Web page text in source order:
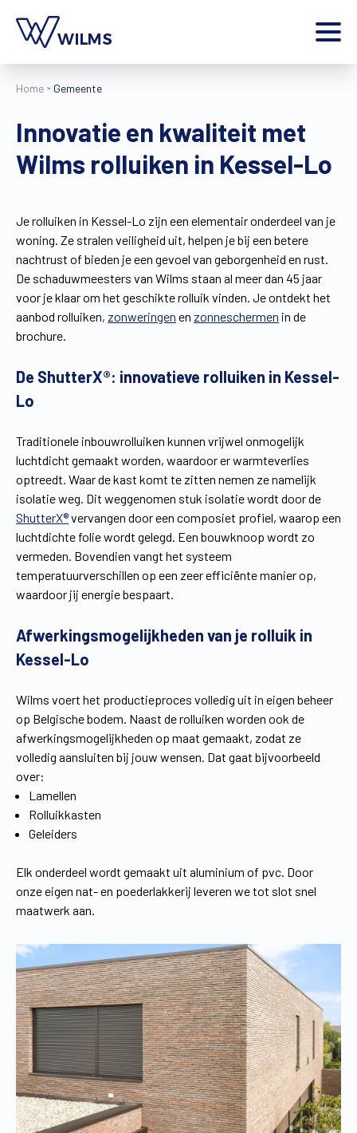
Vind een verdeler Offerte op maat
Home
Producten
Contact
Extra
Jobs
Wilms World
NL
Home Gemeente
Innovatie en kwaliteit met
Wilms rolluiken in Kessel-Lo
Je rolluiken in Kessel-Lo zijn een elementair onderdeel van je
woning. Ze stralen veiligheid uit, helpen je bij een betere
nachtrust of bieden je een gevoel van geborgenheid en rust.
De schaduwmeesters van Wilms staan al meer dan 45 jaar
voor je klaar om het geschikte rolluik vinden. Je ontdekt het
aanbod rolluiken, zonweringen en zonneschermen in de
brochure.
De ShutterX®: innovatieve rolluiken in Kessel-
Lo
Traditionele inbouwrolluiken kunnen vrijwel onmogelijk
luchtdicht gemaakt worden, waardoor er warmteverlies
optreedt. Waar de kast komt te zitten nemen ze namelijk
isolatie weg. Dit weggenomen stuk isolatie wordt door de
ShutterX®vervangen door een composiet profiel, waarop een
luchtdichte folie wordt gelegd. Een bouwknoop wordt zo
vermeden. Bovendien vangt het systeem
temperatuurverschillen op een zeer efficiënte manier op,
waardoor jij energie bespaart.
Afwerkingsmogelijkheden van je rolluik in
Kessel-Lo
Wilms voert het productieproces volledig uit in eigen beheer
op Belgische bodem. Naast de rolluiken worden ook de
afwerkingsmogelijkheden op maat gemaakt, zodat ze
volledig aansluiten bij jouw wensen. Dat gaat bijvoorbeeld
over:
Lamellen
Rolluikkasten
Geleiders
Elk onderdeel wordt gemaakt uit aluminium of pvc. Door
onze eigen nat- en poederlakkerij leveren we tot slot snel
maatwerk aan.